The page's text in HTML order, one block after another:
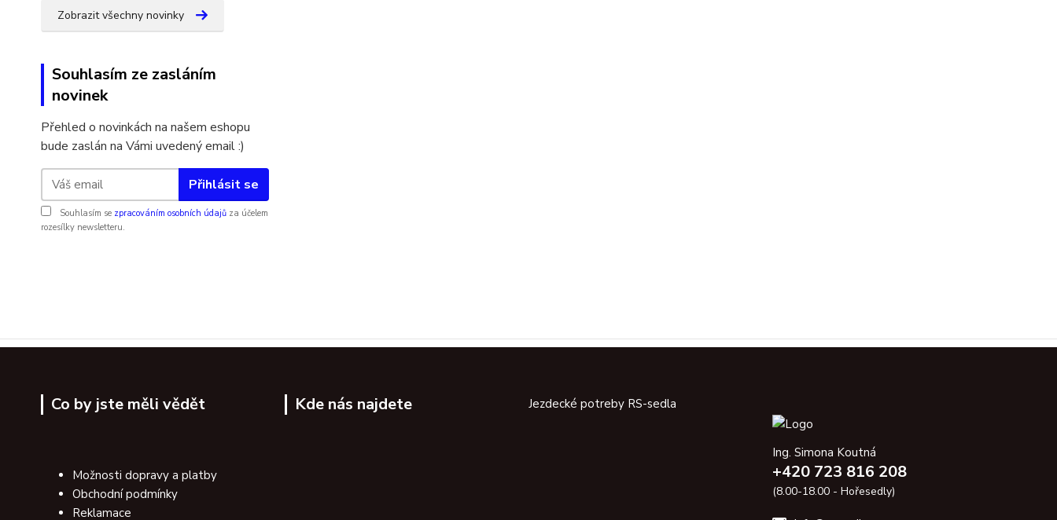
Zobrazit všechny novinky
Souhlasím ze zasláním
novinek
Přehled o novinkách na našem eshopu
bude zaslán na Vámi uvedený email :)
Přihlásit se
Souhlasím se zpracováním osobních údajů za účelem
rozesílky newsletteru.
Co by jste měli vědět
Možnosti dopravy a platby
Obchodní podmínky
Reklamace
Kde nás najdete Jezdecké potreby RS-sedla
Ing. Simona Koutná
+420 723 816 208
(8.00-18.00 - Hořesedly)